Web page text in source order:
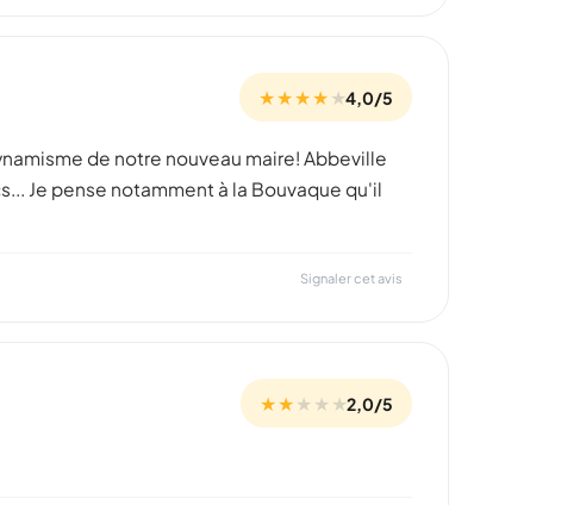
★ ★ ★ ★★4,0/5
de notre nouveau maire! Abbeville
Je pense notamment à la Bouvaque qu'il
Signaler cet avis
★ ★★ ★ ★2,0/5